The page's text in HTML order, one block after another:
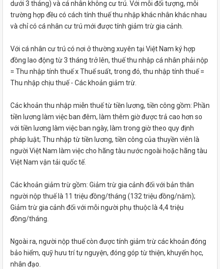
dưới 3 tháng) và cá nhân không cư trú. Với mỗi đối tượng, mỗi
trường hợp đều có cách tính thuế thu nhập khác nhân khác nhau
và chỉ có cá nhân cư trú mới được tính giảm trừ gia cảnh.
Với cá nhân cư trú có nơi ở thường xuyên tại Việt Nam ký hợp
đồng lao động từ 3 tháng trở lên, thuế thu nhập cá nhân phải nộp
= Thu nhập tính thuế x Thuế suất, trong đó, thu nhập tính thuế =
Thu nhập chịu thuế - Các khoản giảm trừ.
Các khoản thu nhập miễn thuế từ tiền lương, tiền công gồm: Phần
tiền lương làm việc ban đêm, làm thêm giờ được trả cao hơn so
với tiền lương làm việc ban ngày, làm trong giờ theo quy định
pháp luật; Thu nhập từ tiền lương, tiền công của thuyền viên là
người Việt Nam làm việc cho hãng tàu nước ngoài hoặc hãng tàu
Việt Nam vận tải quốc tế.
Các khoản giảm trừ gồm: Giảm trừ gia cảnh đối với bản thân
người nộp thuế là 11 triệu đồng/tháng (132 triệu đồng/năm);
Giảm trừ gia cảnh đối với mỗi người phụ thuộc là 4,4 triệu
đồng/tháng.
Ngoài ra, người nộp thuế còn được tính giảm trừ các khoản đóng
bảo hiểm, quỹ hưu trí tự nguyện, đóng góp từ thiện, khuyến học,
nhân đạo.